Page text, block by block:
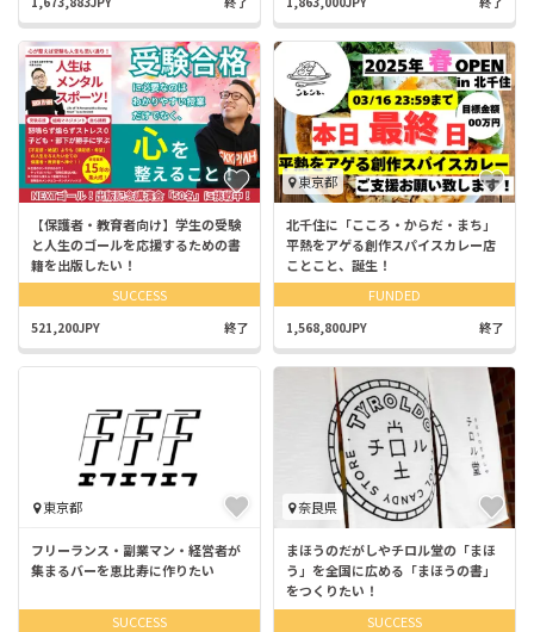
【保護者・教育者向け】学生の受験
と人生のゴールを応援するための書
籍を出版したい！
SUCCESS
521,200JPY 終了
東京都
北千住に「こころ・からだ・まち」
平熱をアゲる創作スパイスカレー店
ことこと、誕生！
FUNDED
1,568,800JPY 終了
東京都
フリーランス・副業マン・経営者が
集まるバーを恵比寿に作りたい
SUCCESS
奈良県
まほうのだがしやチロル堂の「まほ
う」を全国に広める「まほうの書」
をつくりたい！
SUCCESS